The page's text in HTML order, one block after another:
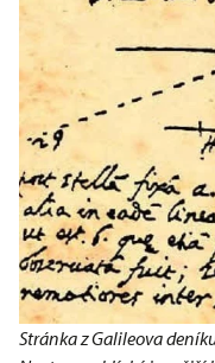
Stránka z Galileova